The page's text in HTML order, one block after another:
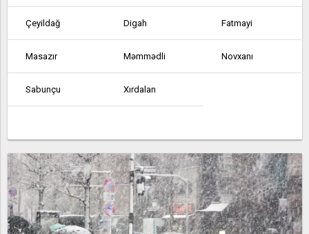
Çeyildağ Digah Fatmayi
Masazır Məmmədli Novxanı
Sabunçu Xırdalan